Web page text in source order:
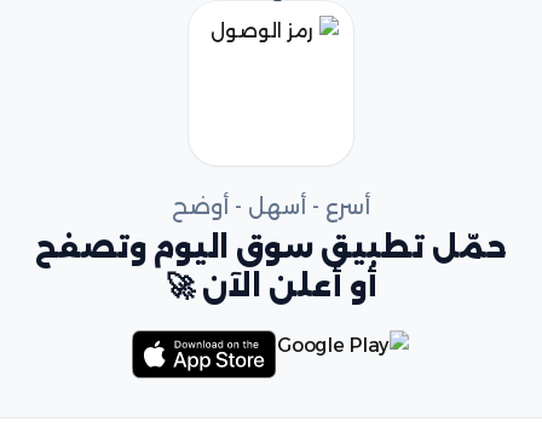
أسرع - أسهل - أوضح
حمّل تطبيق سوق اليوم وتصفح
أو أعلن الآن 🚀